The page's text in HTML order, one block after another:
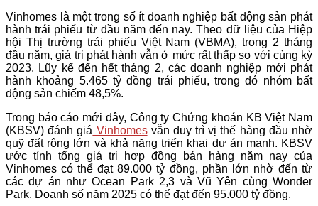
Vinhomes là một trong số ít doanh nghiệp bất động sản phát
hành trái phiếu từ đầu năm đến nay. Theo dữ liệu của Hiệp
hội Thị trường trái phiếu Việt Nam (VBMA), trong 2 tháng
đầu năm, giá trị phát hành vẫn ở mức rất thấp so với cùng kỳ
2023. Lũy kế đến hết tháng 2, các doanh nghiệp mới phát
hành khoảng 5.465 tỷ đồng trái phiếu, trong đó nhóm bất
động sản chiếm 48,5%.
Trong báo cáo mới đây, Công ty Chứng khoán KB Việt Nam
(KBSV) đánh giá Vinhomesvẫn duy trì vị thế hàng đầu nhờ
quỹ đất rộng lớn và khả năng triển khai dự án mạnh. KBSV
ước tính tổng giá trị hợp đồng bán hàng năm nay của
Vinhomes có thể đạt 89.000 tỷ đồng, phần lớn nhờ đến từ
các dự án như Ocean Park 2,3 và Vũ Yên cùng Wonder
Park. Doanh số năm 2025 có thể đạt đến 95.000 tỷ đồng.